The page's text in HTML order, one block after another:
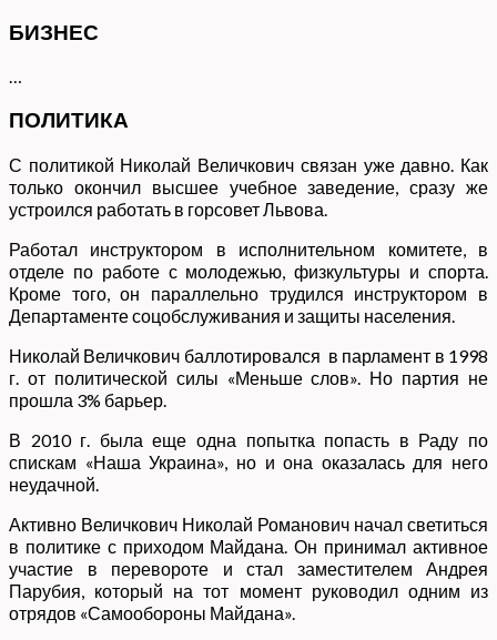
БИЗНЕС
…
ПОЛИТИКА
С политикой Николай Величкович связан уже давно. Как
только окончил высшее учебное заведение, сразу же
устроился работать в горсовет Львова.
Работал инструктором в исполнительном комитете, в
отделе по работе с молодежью, физкультуры и спорта.
Кроме того, он параллельно трудился инструктором в
Департаменте соцобслуживания и защиты населения.
Николай Величкович баллотировался в парламент в 1998
г. от политической силы «Меньше слов». Но партия не
прошла 3% барьер.
В 2010 г. была еще одна попытка попасть в Раду по
спискам «Наша Украина», но и она оказалась для него
неудачной.
Активно Величкович Николай Романович начал светиться
в политике с приходом Майдана. Он принимал активное
участие в перевороте и стал заместителем Андрея
Парубия, который на тот момент руководил одним из
отрядов «Самообороны Майдана».